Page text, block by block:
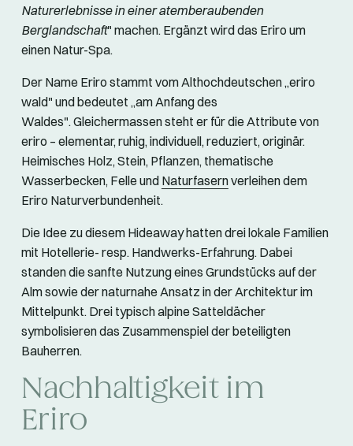
Naturerlebnisse in einer atemberaubenden
Berglandschaft" machen. Ergänzt wird das Eriro um
einen Natur-Spa.
Der Name Eriro stammt vom Althochdeutschen „eriro
wald" und bedeutet „am Anfang des
Waldes". Gleichermassen steht er für die Attribute von
eriro – elementar, ruhig, individuell, reduziert, originär.
Heimisches Holz, Stein, Pflanzen, thematische
Wasserbecken, Felle und Naturfasernverleihen dem
Eriro Naturverbundenheit.
Die Idee zu diesem Hideaway hatten drei lokale Familien
mit Hotellerie- resp. Handwerks-Erfahrung. Dabei
standen die sanfte Nutzung eines Grundstücks auf der
Alm sowie der naturnahe Ansatz in der Architektur im
Mittelpunkt. Drei typisch alpine Satteldächer
symbolisieren das Zusammenspiel der beteiligten
Bauherren.
Nachhaltigkeit im
Eriro